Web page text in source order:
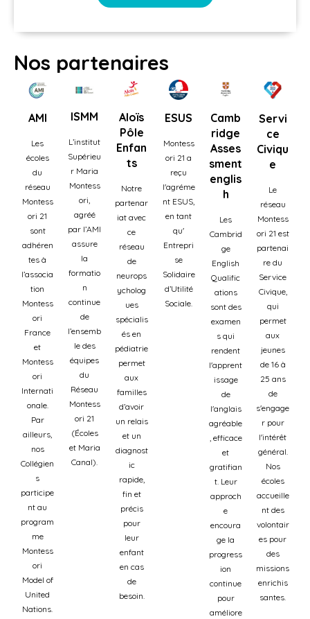
Nos partenaires
AMI
Les
écoles
du
réseau
Montess
ori 21
sont
adhéren
tes à
l’associa
tion
Montess
ori
France
et
Montess
ori
Internati
onale.
Par
ailleurs,
nos
Collégien
s
participe
nt au
program
me
Montess
ori
Model of
United
Nations.
ISMM
L’institut
Supérieu
r Maria
Montess
ori,
agréé
par l’AMI
assure
la
formatio
n
continue
de
l’ensemb
le des
équipes
du
Réseau
Montess
ori 21
(Écoles
et Maria
Canal).
Aloïs
Pôle
Enfan
ts
Notre
partenar
iat avec
ce
réseau
de
neurops
ycholog
ues
spécialis
és en
pédiatrie
permet
aux
familles
d’avoir
un relais
et un
diagnost
ic
rapide,
fin et
précis
pour
leur
enfant
en cas
de
besoin.
ESUS
Montess
ori 21 a
reçu
l'agréme
nt ESUS,
en tant
qu'
Entrepri
se
Solidaire
d’Utilité
Sociale.
Camb
ridge
Asses
sment
englis
h
Les
Cambrid
ge
English
Qualific
ations
sont des
examen
s qui
rendent
l'apprent
issage
de
l'anglais
agréable
, efficace
et
gratifian
t. Leur
approch
e
encoura
ge la
progress
ion
continue
pour
améliore
Servi
ce
Civiqu
e
Le
réseau
Montess
ori 21 est
partenai
re du
Service
Civique,
qui
permet
aux
jeunes
de 16 à
25 ans
de
s'engage
r pour
l'intérêt
général.
Nos
écoles
accueille
nt des
volontair
es pour
des
missions
enrichis
santes.